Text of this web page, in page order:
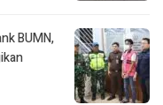
BUMN,